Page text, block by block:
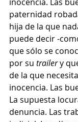
paternidad
hija de la que
puede decir -
que sólo se
por su trailer y
de la que
inocencia. Las
La supuesta
denuncia. Las